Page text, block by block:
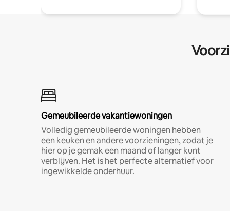
Gemeubileerde vakantiewoningen
Volledig gemeubileerde woningen hebben
een keuken en andere voorzieningen, zodat je
hier op je gemak een maand of langer kunt
verblijven. Het is het perfecte alternatief voor
ingewikkelde onderhuur.